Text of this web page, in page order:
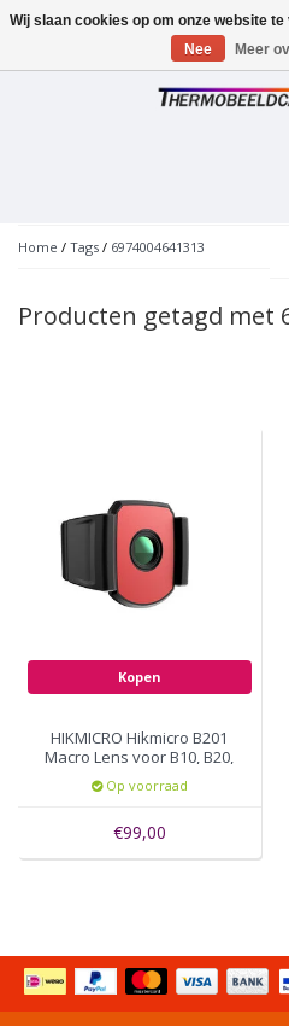
Toggle
Home / Tags / 6974004641313
Producten getagd met
Kopen
HIKMICRO Hikmicro B201
Macro Lens voor B10, B20,
B1L,B2L
warmtebeeldcamera's
Op voorraad
€99,00
Wij slaan cookies op om onze website
Nee
Meer